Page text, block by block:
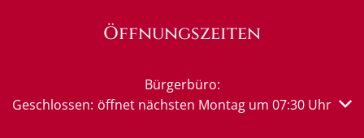
Öffnungszeiten
Bürgerbüro:
Klicken, um weitere Öffnungs- oder Schließzeiten
Geschlossen: öffnet nächsten Montag um 07:30 Uhr